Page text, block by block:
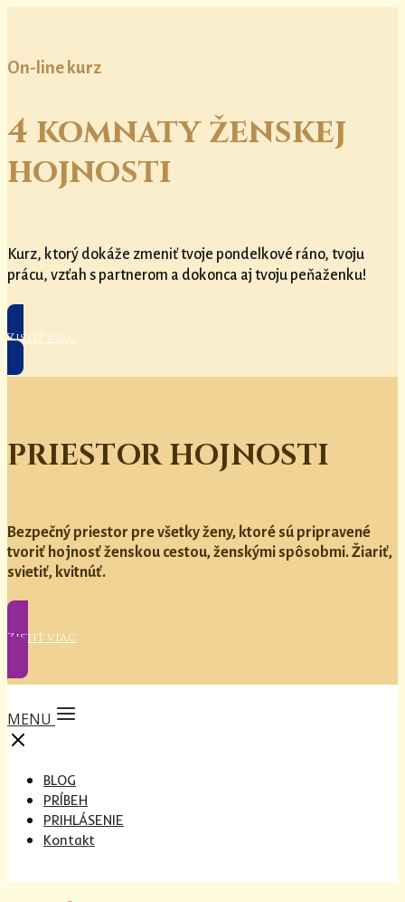
On-line kurz
4 komnaty ženskej
hojnosti
Kurz, ktorý dokáže zmeniť tvoje pondelkové ráno, tvoju
prácu, vzťah s partnerom a dokonca aj tvoju peňaženku!
Zistiť viac
PRIESTOR HOJNOSTI
Bezpečný priestor pre všetky ženy, ktoré sú pripravené
tvoriť hojnosť ženskou cestou, ženskými spôsobmi. Žiariť,
svietiť, kvitnúť.
Zistiť viac
MENU
BLOG
PRÍBEH
PRIHLÁSENIE
Kontakt